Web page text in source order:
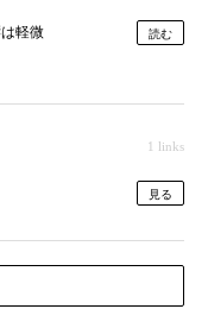
軽微 読む
1 links
見る